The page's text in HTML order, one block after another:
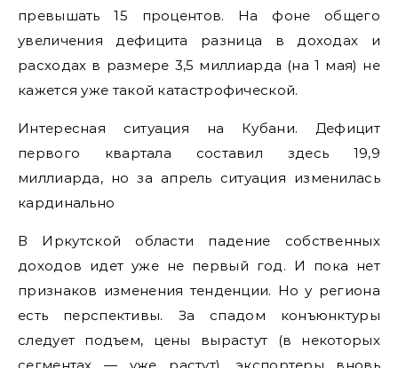
превышать 15 процентов. На фоне общего
увеличения дефицита разница в доходах и
расходах в размере 3,5 миллиарда (на 1 мая) не
кажется уже такой катастрофической.
Интересная ситуация на Кубани. Дефицит
первого квартала составил здесь 19,9
миллиарда, но за апрель ситуация изменилась
кардинально
В Иркутской области падение собственных
доходов идет уже не первый год. И пока нет
признаков изменения тенденции. Но у региона
есть перспективы. За спадом конъюнктуры
следует подъем, цены вырастут (в некоторых